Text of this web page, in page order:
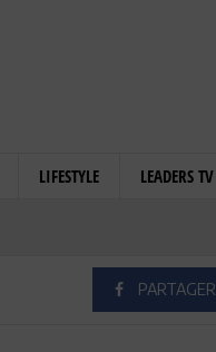
LIFESTYLE LEADERS TV
PARTAGER